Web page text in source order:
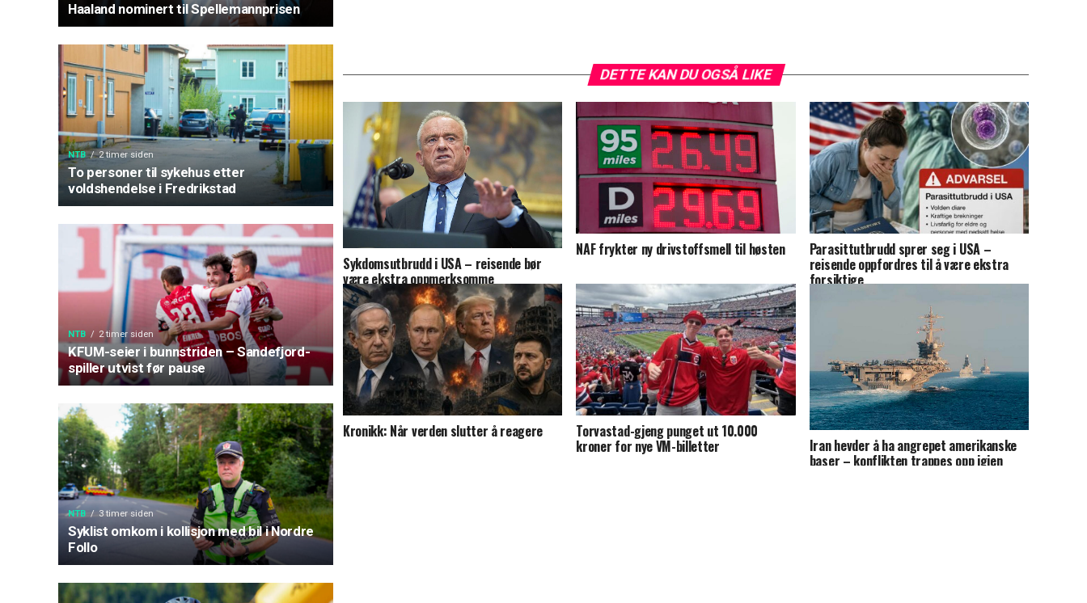
Haaland nominert til Spellemannprisen
NTB 2 timer siden
To personer til sykehus etter
voldshendelse i Fredrikstad
NTB 2 timer siden
KFUM-seier i bunnstriden – Sandefjord-
spiller utvist før pause
NTB 3 timer siden
Syklist omkom i kollisjon med bil i Nordre
Follo
DETTE KAN DU OGSÅ LIKE
Sykdomsutbrudd i USA – reisende bør
være ekstra oppmerksomme
NAF frykter ny drivstoffsmell til høsten Parasittutbrudd sprer seg i USA –
reisende oppfordres til å være ekstra
forsiktige
Kronikk: Når verden slutter å reagere Torvastad-gjeng punget ut 10.000
kroner for nye VM-billetter Iran hevder å ha angrepet amerikanske
baser – konflikten trappes opp igjen